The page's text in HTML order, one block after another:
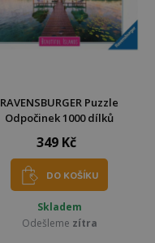
RAVENSBURGER Puzzle
Odpočinek 1000 dílků
349 Kč
DO KOŠÍKU
Skladem
Odešleme zítra